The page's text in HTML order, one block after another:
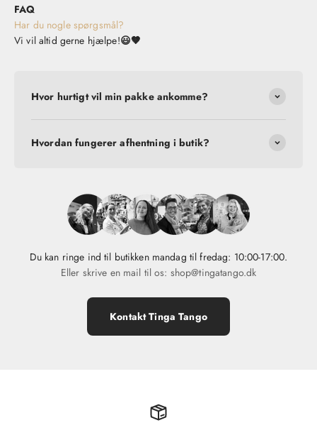
FAQ
Har du nogle spørgsmål?
Vi vil altid gerne hjælpe!😃🤎
Hvor hurtigt vil min pakke ankomme?
Hvordan fungerer afhentning i butik?
Du kan ringe ind til butikken mandag til fredag: 10:00-17:00.
Eller skrive en mail til os: shop@tingatango.dk
Kontakt Tinga Tango